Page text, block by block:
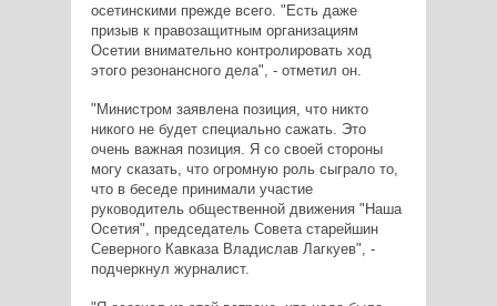
осетинскими прежде всего. "Есть даже
призыв к правозащитным организациям
Осетии внимательно контролировать ход
этого резонансного дела", - отметил он.
"Министром заявлена позиция, что никто
никого не будет специально сажать. Это
очень важная позиция. Я со своей стороны
могу сказать, что огромную роль сыграло то,
что в беседе принимали участие
руководитель общественной движения "Наша
Осетия", председатель Совета старейшин
Северного Кавказа Владислав Лагкуев", -
подчеркнул журналист.